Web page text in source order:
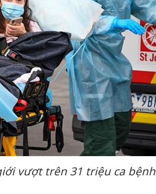
vượt trên 31 triệu ca bệnh